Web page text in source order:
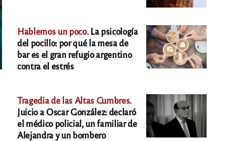
Hablemos un poco.La psicología
del pocillo: por qué la mesa de
bar es el gran refugio argentino
contra el estrés
Tragedia de las Altas Cumbres.
Juicio a Oscar González: declaró
el médico policial, un familiar de
Alejandra y un bombero